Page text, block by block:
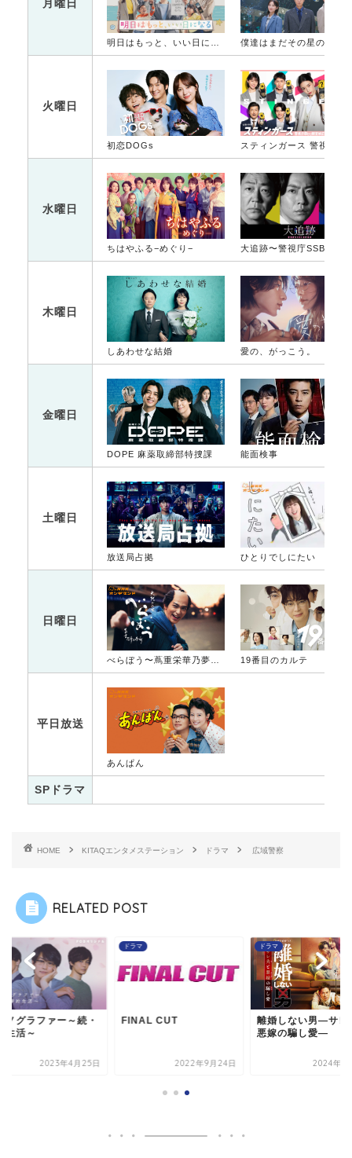
月曜日
明日はもっと、いい日になる
火曜日
初恋DOGs
水曜日
ちはやふる−めぐり−
木曜日
しあわせな結婚 愛の、がっこう。
金曜日
DOPE 麻薬取締部特捜課 能面検事
土曜日
放送局占拠 ひとりでしにたい
日曜日
べらぼう〜蔦重栄華乃夢噺〜 19番目のカルテ
平日放送
あんぱん
SPドラマ
HOME KITAQエンタメステーション ドラマ 広域警察
RELATED POST
ノグラファー～続・
生活～
2023年4月25日
ドラマ
FINAL CUT
2022年9月24日
ドラマ
離婚しない男―サレ
悪嫁の騙し愛―
2024年10